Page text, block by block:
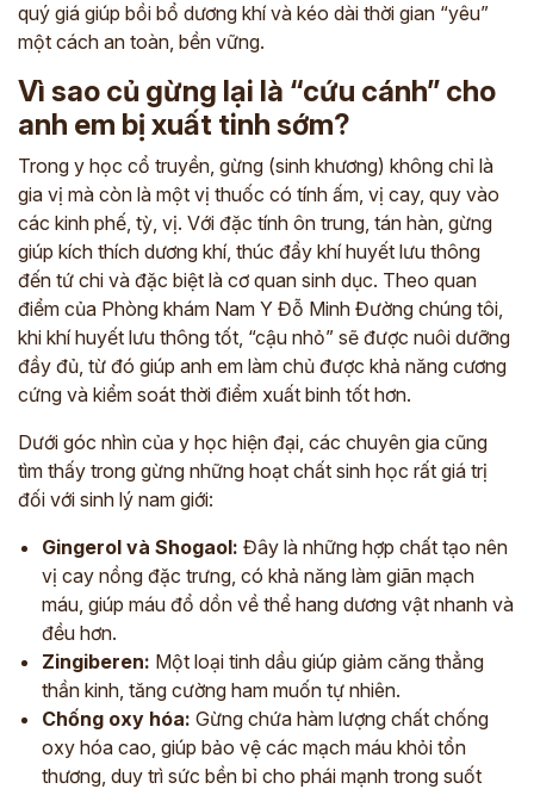
quý giá giúp bồi bổ dương khí và kéo dài thời gian “yêu”
một cách an toàn, bền vững.
Vì sao củ gừng lại là “cứu cánh” cho
anh em bị xuất tinh sớm?
Trong y học cổ truyền, gừng (sinh khương) không chỉ là
gia vị mà còn là một vị thuốc có tính ấm, vị cay, quy vào
các kinh phế, tỳ, vị. Với đặc tính ôn trung, tán hàn, gừng
giúp kích thích dương khí, thúc đẩy khí huyết lưu thông
đến tứ chi và đặc biệt là cơ quan sinh dục. Theo quan
điểm của Phòng khám Nam Y Đỗ Minh Đường chúng tôi,
khi khí huyết lưu thông tốt, “cậu nhỏ” sẽ được nuôi dưỡng
đầy đủ, từ đó giúp anh em làm chủ được khả năng cương
cứng và kiểm soát thời điểm xuất binh tốt hơn.
Dưới góc nhìn của y học hiện đại, các chuyên gia cũng
tìm thấy trong gừng những hoạt chất sinh học rất giá trị
đối với sinh lý nam giới:
Gingerol và Shogaol: Đây là những hợp chất tạo nên
vị cay nồng đặc trưng, có khả năng làm giãn mạch
máu, giúp máu đổ dồn về thể hang dương vật nhanh và
đều hơn.
Zingiberen: Một loại tinh dầu giúp giảm căng thẳng
thần kinh, tăng cường ham muốn tự nhiên.
Chống oxy hóa: Gừng chứa hàm lượng chất chống
oxy hóa cao, giúp bảo vệ các mạch máu khỏi tổn
thương, duy trì sức bền bỉ cho phái mạnh trong suốt